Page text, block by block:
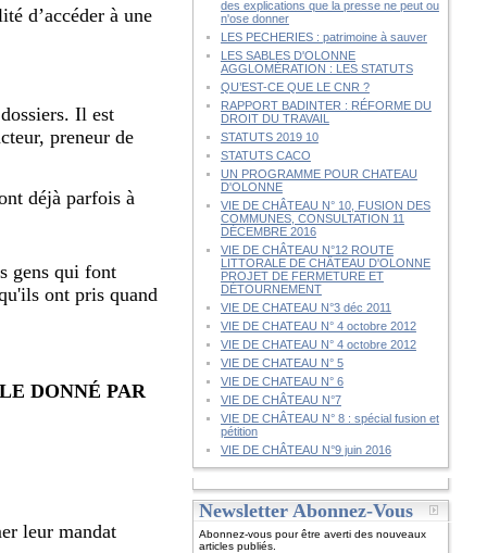
d’accéder à une
Il est
preneur de
déjà parfois à
gens qui font
ont pris quand
DONNÉ PAR
leur mandat
des explications que la presse ne peut ou
n'ose donner
LES PECHERIES : patrimoine à sauver
LES SABLES D'OLONNE
AGGLOMÉRATION : LES STATUTS
QU’EST-CE QUE LE CNR ?
RAPPORT BADINTER : RÉFORME DU
DROIT DU TRAVAIL
STATUTS 2019 10
STATUTS CACO
UN PROGRAMME POUR CHATEAU
D'OLONNE
VIE DE CHÂTEAU N° 10, FUSION DES
COMMUNES, CONSULTATION 11
DÉCEMBRE 2016
VIE DE CHÂTEAU N°12 ROUTE
LITTORALE DE CHÂTEAU D'OLONNE
PROJET DE FERMETURE ET
DÉTOURNEMENT
VIE DE CHATEAU N°3 déc 2011
VIE DE CHATEAU N° 4 octobre 2012
VIE DE CHATEAU N° 4 octobre 2012
VIE DE CHATEAU N° 5
VIE DE CHATEAU N° 6
VIE DE CHÂTEAU N°7
VIE DE CHÂTEAU N° 8 : spécial fusion et
pétition
VIE DE CHÂTEAU N°9 juin 2016
Newsletter Abonnez-Vous
Abonnez-vous pour être averti des nouveaux
articles publiés.